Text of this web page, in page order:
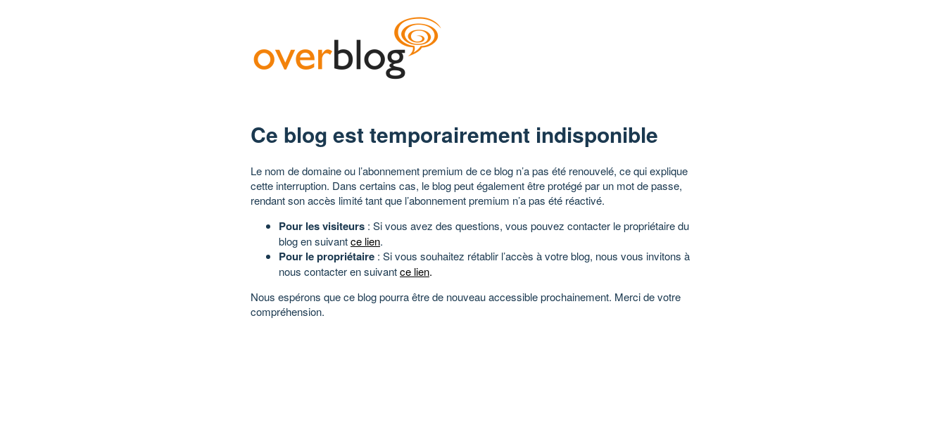
Ce blog est temporairement indisponible
Le nom de domaine ou l’abonnement premium de ce blog n’a pas été renouvelé, ce qui explique
cette interruption. Dans certains cas, le blog peut également être protégé par un mot de passe,
rendant son accès limité tant que l’abonnement premium n’a pas été réactivé.
Pour les visiteurs : Si vous avez des questions, vous pouvez contacter le propriétaire du
blog en suivantce lien.
Pour le propriétaire : Si vous souhaitez rétablir l’accès à votre blog, nous vous invitons à
nous contacter en suivantce lien.
Nous espérons que ce blog pourra être de nouveau accessible prochainement. Merci de votre
compréhension.